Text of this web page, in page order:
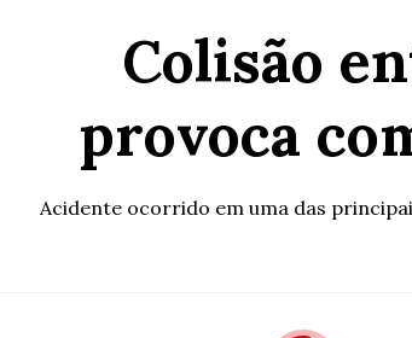
Colisão
provoca
Acidente ocorrido em uma das